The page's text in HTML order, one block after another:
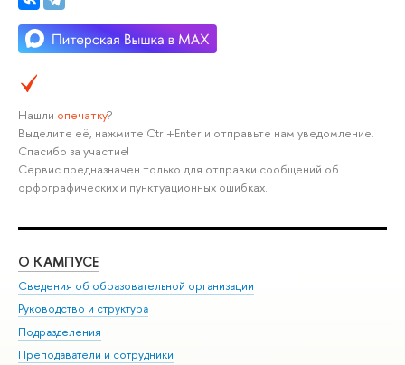
Нашли опечатку?
Выделите её, нажмите Ctrl+Enter и отправьте нам уведомление.
Спасибо за участие!
Сервис предназначен только для отправки сообщений об
орфографических и пунктуационных ошибках.
О КАМПУСЕ
Сведения об образовательной организации
Руководство и структура
Подразделения
Преподаватели и сотрудники